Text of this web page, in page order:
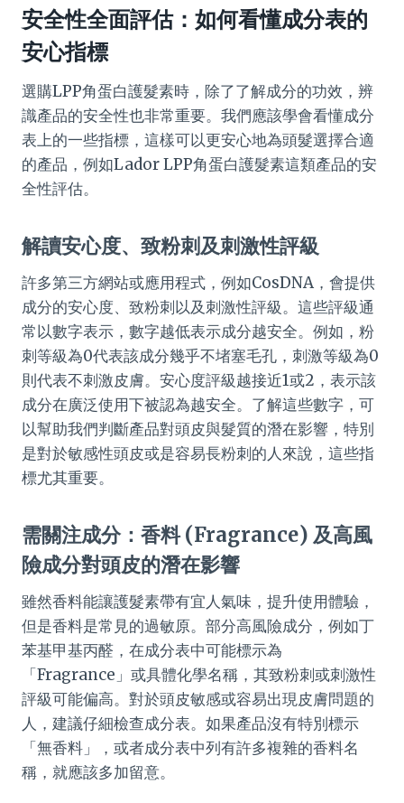
安全性全面評估：如何看懂成分表的
安心指標
選購LPP角蛋白護髮素時，除了了解成分的功效，辨
識產品的安全性也非常重要。我們應該學會看懂成分
表上的一些指標，這樣可以更安心地為頭髮選擇合適
的產品，例如Lador LPP角蛋白護髮素這類產品的安
全性評估。
解讀安心度、致粉刺及刺激性評級
許多第三方網站或應用程式，例如CosDNA，會提供
成分的安心度、致粉刺以及刺激性評級。這些評級通
常以數字表示，數字越低表示成分越安全。例如，粉
刺等級為0代表該成分幾乎不堵塞毛孔，刺激等級為0
則代表不刺激皮膚。安心度評級越接近1或2，表示該
成分在廣泛使用下被認為越安全。了解這些數字，可
以幫助我們判斷產品對頭皮與髮質的潛在影響，特別
是對於敏感性頭皮或是容易長粉刺的人來說，這些指
標尤其重要。
需關注成分：香料 (Fragrance) 及高風
險成分對頭皮的潛在影響
雖然香料能讓護髮素帶有宜人氣味，提升使用體驗，
但是香料是常見的過敏原。部分高風險成分，例如丁
苯基甲基丙醛，在成分表中可能標示為
「Fragrance」或具體化學名稱，其致粉刺或刺激性
評級可能偏高。對於頭皮敏感或容易出現皮膚問題的
人，建議仔細檢查成分表。如果產品沒有特別標示
「無香料」，或者成分表中列有許多複雜的香料名
稱，就應該多加留意。